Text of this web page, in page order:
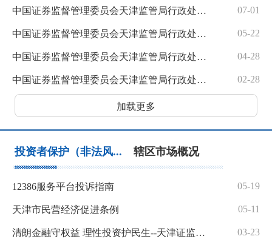
中国证券监督管理委员会天津监管局行政处罚决定书（周子冠） 07-01
中国证券监督管理委员会天津监管局行政处罚决定书（迟伟） 05-22
中国证券监督管理委员会天津监管局行政处罚决定书(海泰发展） 04-28
中国证券监督管理委员会天津监管局行政处罚决定书（王亮） 02-28
加载更多
投资者保护（非法风... 辖区市场概况
12386服务平台投诉指南 05-19
天津市民营经济促进条例 05-11
清朗金融守权益 理性投资护民生--天津证监局扎实开展“3·15”投资者宣传教育活动 03-23